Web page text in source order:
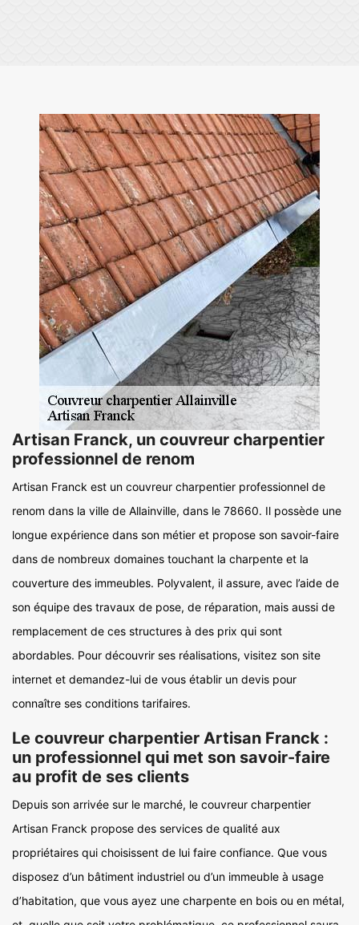
Artisan Franck, un couvreur charpentier
professionnel de renom
Artisan Franck est un couvreur charpentier professionnel de
renom dans la ville de Allainville, dans le 78660. Il possède une
longue expérience dans son métier et propose son savoir-faire
dans de nombreux domaines touchant la charpente et la
couverture des immeubles. Polyvalent, il assure, avec l’aide de
son équipe des travaux de pose, de réparation, mais aussi de
remplacement de ces structures à des prix qui sont
abordables. Pour découvrir ses réalisations, visitez son site
internet et demandez-lui de vous établir un devis pour
connaître ses conditions tarifaires.
Le couvreur charpentier Artisan Franck :
un professionnel qui met son savoir-faire
au profit de ses clients
Depuis son arrivée sur le marché, le couvreur charpentier
Artisan Franck propose des services de qualité aux
propriétaires qui choisissent de lui faire confiance. Que vous
disposez d’un bâtiment industriel ou d’un immeuble à usage
d’habitation, que vous ayez une charpente en bois ou en métal,